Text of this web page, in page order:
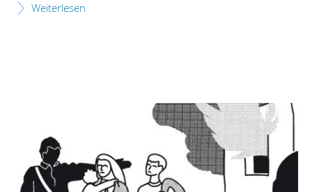
Weiterlesen